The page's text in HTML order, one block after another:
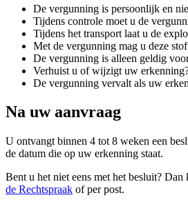
De vergunning is persoonlijk en
Tijdens controle moet u de
Tijdens het transport laat u de
Met de vergunning mag u deze
De vergunning is alleen geldig
Verhuist u of wijzigt uw
De vergunning vervalt als uw
Na uw aanvraag
U ontvangt binnen 4 tot 8 weken een
de datum die op uw erkenning staat.
Bent u het niet eens met het besluit?
de Rechtspraak of per post.